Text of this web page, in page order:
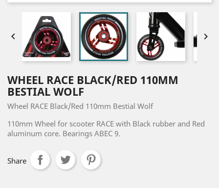
 
WHEEL RACE BLACK/RED 110MM
BESTIAL WOLF
Wheel RACE Black/Red 110mm Bestial Wolf
110mm Wheel for scooter RACE with Black rubber and Red
aluminum core. Bearings ABEC 9.
Share